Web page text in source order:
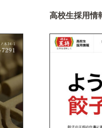
高校生採用情